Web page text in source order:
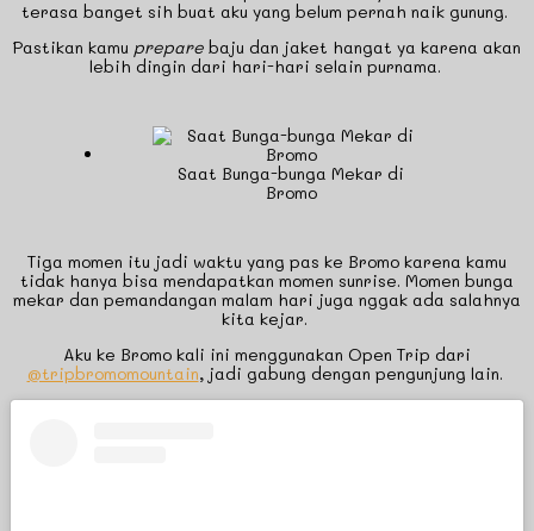
terasa banget sih buat aku yang belum pernah naik gunung.
Pastikan kamu prepare baju dan jaket hangat ya karena akan
lebih dingin dari hari-hari selain purnama.
Saat Bunga-bunga Mekar di
Bromo
Tiga momen itu jadi waktu yang pas ke Bromo karena kamu
tidak hanya bisa mendapatkan momen sunrise. Momen bunga
mekar dan pemandangan malam hari juga nggak ada salahnya
kita kejar.
Aku ke Bromo kali ini menggunakan Open Trip dari
@tripbromomountain, jadi gabung dengan pengunjung lain.